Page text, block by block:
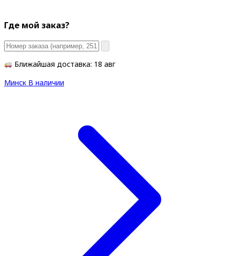
Где мой заказ?
Ближайшая доставка: 18 авг
Минск В наличии